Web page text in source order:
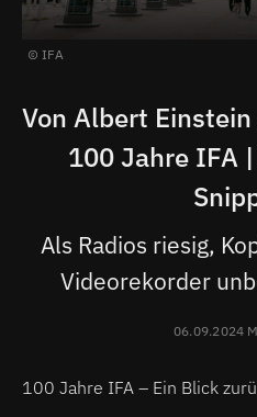
IFA
Von Albert
100 Jahre IFA
Als Radios riesig,
Videorekorder
06.09.2024
100 Jahre IFA – Ein Blick